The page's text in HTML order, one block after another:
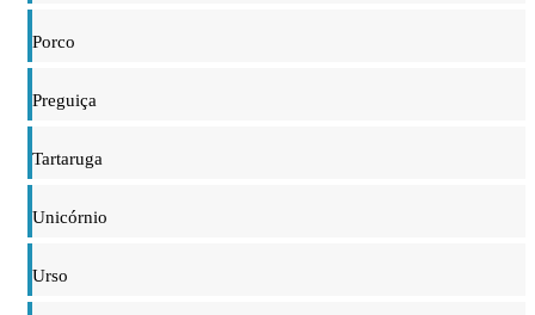
Porco
Preguiça
Tartaruga
Unicórnio
Urso